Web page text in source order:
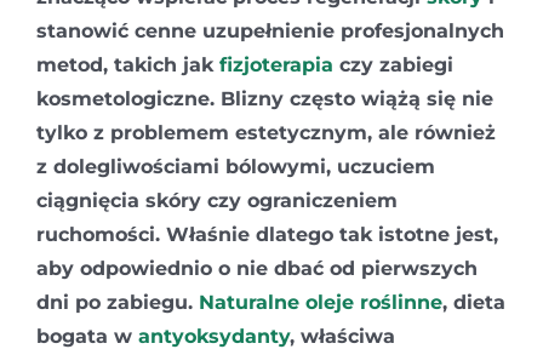
stanowić cenne uzupełnienie profesjonalnych
metod, takich jak fizjoterapia czy zabiegi
kosmetologiczne. Blizny często wiążą się nie
tylko z problemem estetycznym, ale również
z dolegliwościami bólowymi, uczuciem
ciągnięcia skóry czy ograniczeniem
ruchomości. Właśnie dlatego tak istotne jest,
aby odpowiednio o nie dbać od pierwszych
dni po zabiegu. Naturalne oleje roślinne, dieta
bogata w antyoksydanty, właściwa